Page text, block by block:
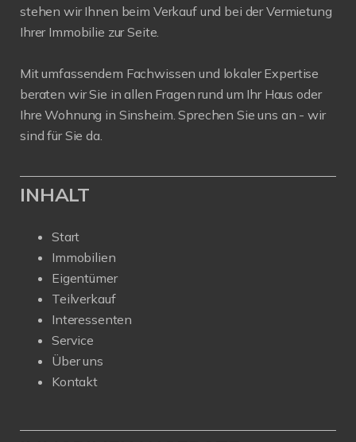
stehen wir Ihnen beim Verkauf und bei der Vermietung
Ihrer Immobilie zur Seite.
Mit umfassendem Fachwissen und lokaler Expertise
beraten wir Sie in allen Fragen rund um Ihr Haus oder
Ihre Wohnung in Sinsheim. Sprechen Sie uns an - wir
sind für Sie da.
INHALT
Start
Immobilien
Eigentümer
Teilverkauf
Interessenten
Service
Über uns
Kontakt